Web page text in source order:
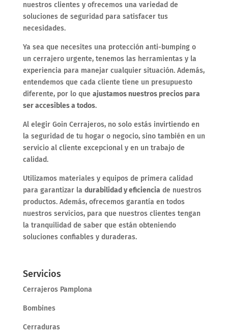
nuestros clientes y ofrecemos una variedad de
soluciones de seguridad para satisfacer tus
necesidades.
Ya sea que necesites una protección anti-bumping o
un cerrajero urgente, tenemos las herramientas y la
experiencia para manejar cualquier situación. Además,
entendemos que cada cliente tiene un presupuesto
diferente, por lo que ajustamos nuestros precios para
ser accesibles a todos.
Al elegir Goin Cerrajeros, no solo estás invirtiendo en
la seguridad de tu hogar o negocio, sino también en un
servicio al cliente excepcional y en un trabajo de
calidad.
Utilizamos materiales y equipos de primera calidad
para garantizar la durabilidad y eficiencia de nuestros
productos. Además, ofrecemos garantía en todos
nuestros servicios, para que nuestros clientes tengan
la tranquilidad de saber que están obteniendo
soluciones confiables y duraderas.
Servicios
Cerrajeros Pamplona
Bombines
Cerraduras